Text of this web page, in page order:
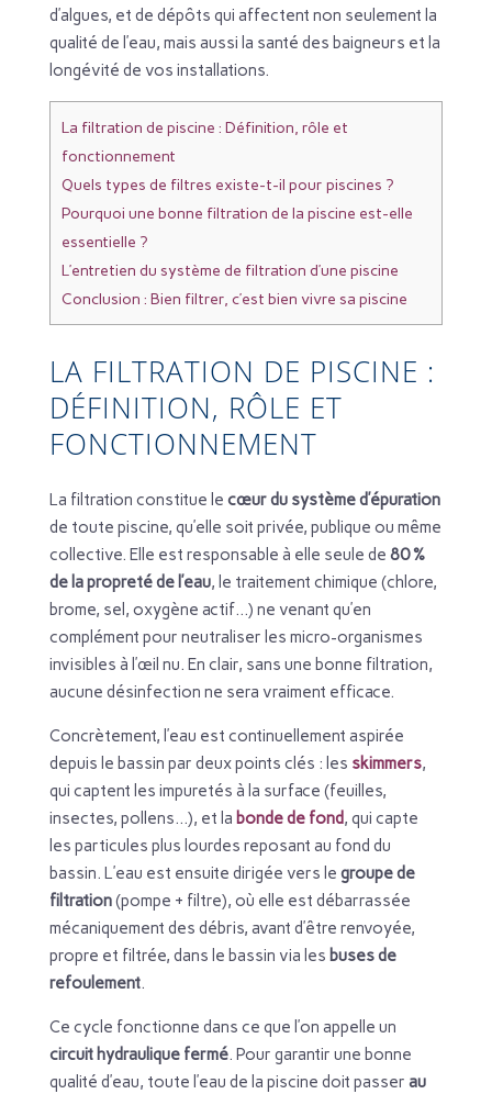
d’algues, et de dépôts qui affectent non seulement la
qualité de l’eau, mais aussi la santé des baigneurs et la
longévité de vos installations.
La filtration de piscine : Définition, rôle et
fonctionnement
Quels types de filtres existe-t-il pour piscines ?
Pourquoi une bonne filtration de la piscine est-elle
essentielle ?
L’entretien du système de filtration d’une piscine
Conclusion : Bien filtrer, c’est bien vivre sa piscine
LA FILTRATION DE PISCINE :
DÉFINITION, RÔLE ET
FONCTIONNEMENT
La filtration constitue le cœur du système d’épuration
de toute piscine, qu’elle soit privée, publique ou même
collective. Elle est responsable à elle seule de 80 %
de la propreté de l’eau, le traitement chimique (chlore,
brome, sel, oxygène actif…) ne venant qu’en
complément pour neutraliser les micro-organismes
invisibles à l’œil nu. En clair, sans une bonne filtration,
aucune désinfection ne sera vraiment efficace.
Concrètement, l’eau est continuellement aspirée
depuis le bassin par deux points clés : les skimmers,
qui captent les impuretés à la surface (feuilles,
insectes, pollens…), et la bonde de fond, qui capte
les particules plus lourdes reposant au fond du
bassin. L’eau est ensuite dirigée vers le groupe de
filtration(pompe + filtre), où elle est débarrassée
mécaniquement des débris, avant d’être renvoyée,
propre et filtrée, dans le bassin via les buses de
refoulement.
Ce cycle fonctionne dans ce que l’on appelle un
circuit hydraulique fermé. Pour garantir une bonne
qualité d’eau, toute l’eau de la piscine doit passer au